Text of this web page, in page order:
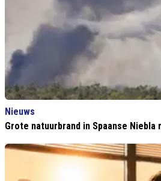
Nieuws
Grote natuurbrand in Spaanse